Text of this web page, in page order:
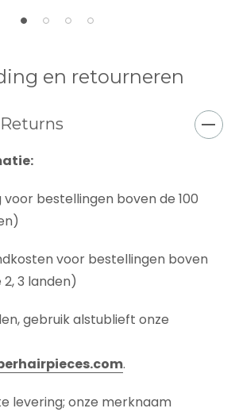
en retourneren
bestellingen boven de 100
voor bestellingen boven
2, 3 landen)
gebruik alstublieft onze
.
levering; onze merknaam